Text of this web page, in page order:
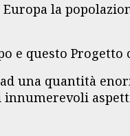
la
questo Progetto
una quantità